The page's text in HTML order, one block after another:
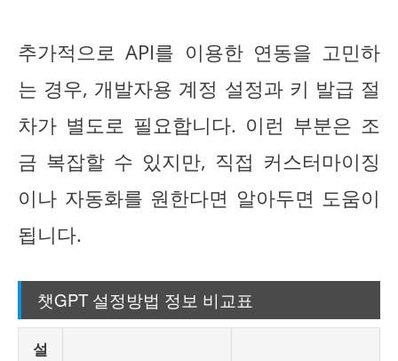
추가적으로 API를 이용한 연동을 고민하
는 경우, 개발자용 계정 설정과 키 발급 절
차가 별도로 필요합니다. 이런 부분은 조
금 복잡할 수 있지만, 직접 커스터마이징
이나 자동화를 원한다면 알아두면 도움이
됩니다.
챗GPT 설정방법 정보 비교표
설